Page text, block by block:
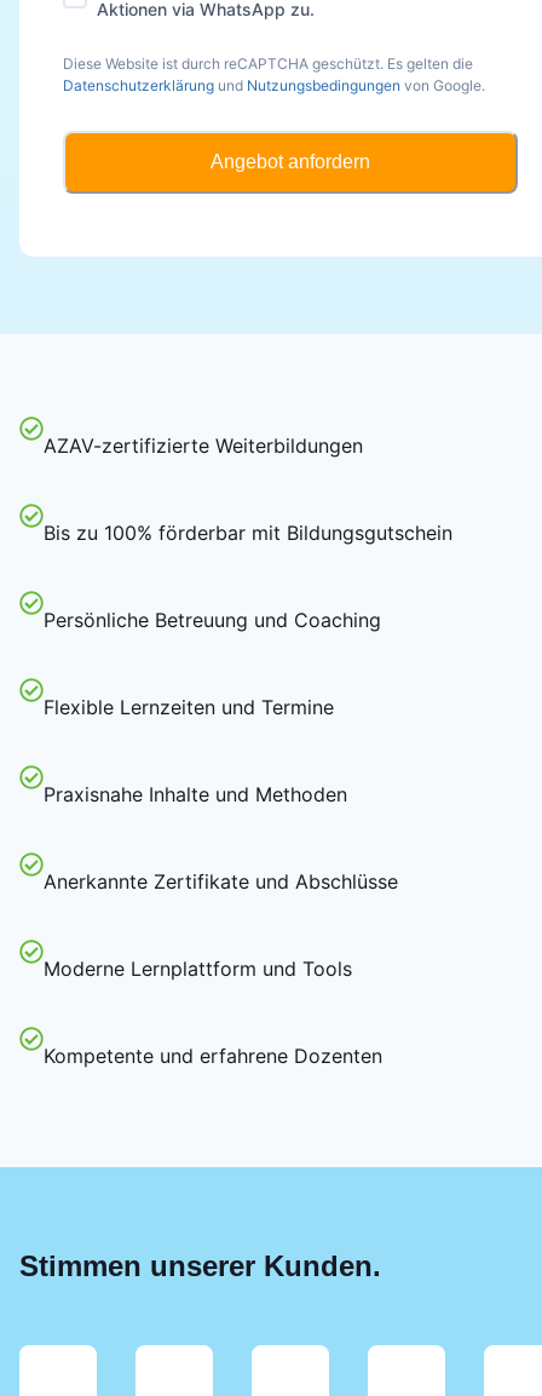
Aktionen via WhatsApp zu.
Diese Website ist durch reCAPTCHA geschützt. Es gelten die
Datenschutzerklärung und Nutzungsbedingungen von Google.
Angebot anfordern
AZAV-zertifizierte Weiterbildungen
Bis zu 100% förderbar mit Bildungsgutschein
Persönliche Betreuung und Coaching
Flexible Lernzeiten und Termine
Praxisnahe Inhalte und Methoden
Anerkannte Zertifikate und Abschlüsse
Moderne Lernplattform und Tools
Kompetente und erfahrene Dozenten
Stimmen unserer Kunden.